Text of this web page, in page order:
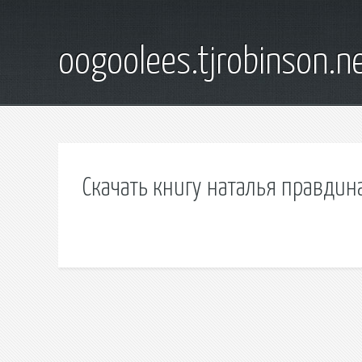
Скачать книгу наталья